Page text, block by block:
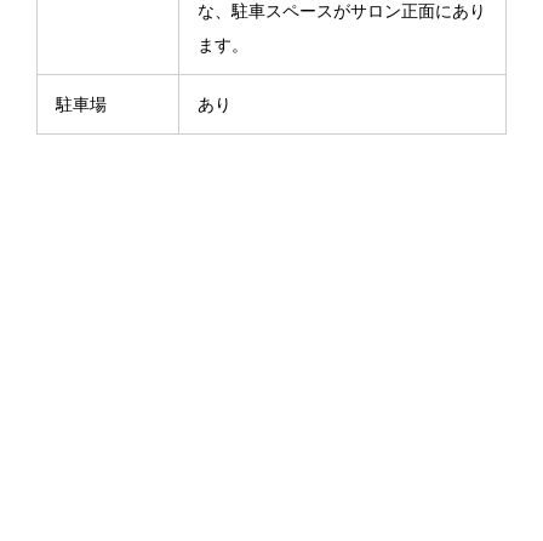
な、駐車スペースがサロン正面にあり
ます。
駐車場 あり